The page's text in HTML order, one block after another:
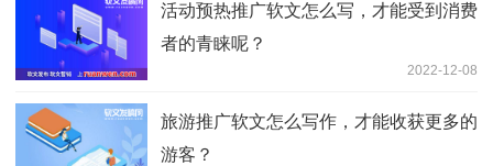
活动预热推广软文怎么写，才能受到消费
者的青睐呢？
2022-12-08
旅游推广软文怎么写作，才能收获更多的
游客？